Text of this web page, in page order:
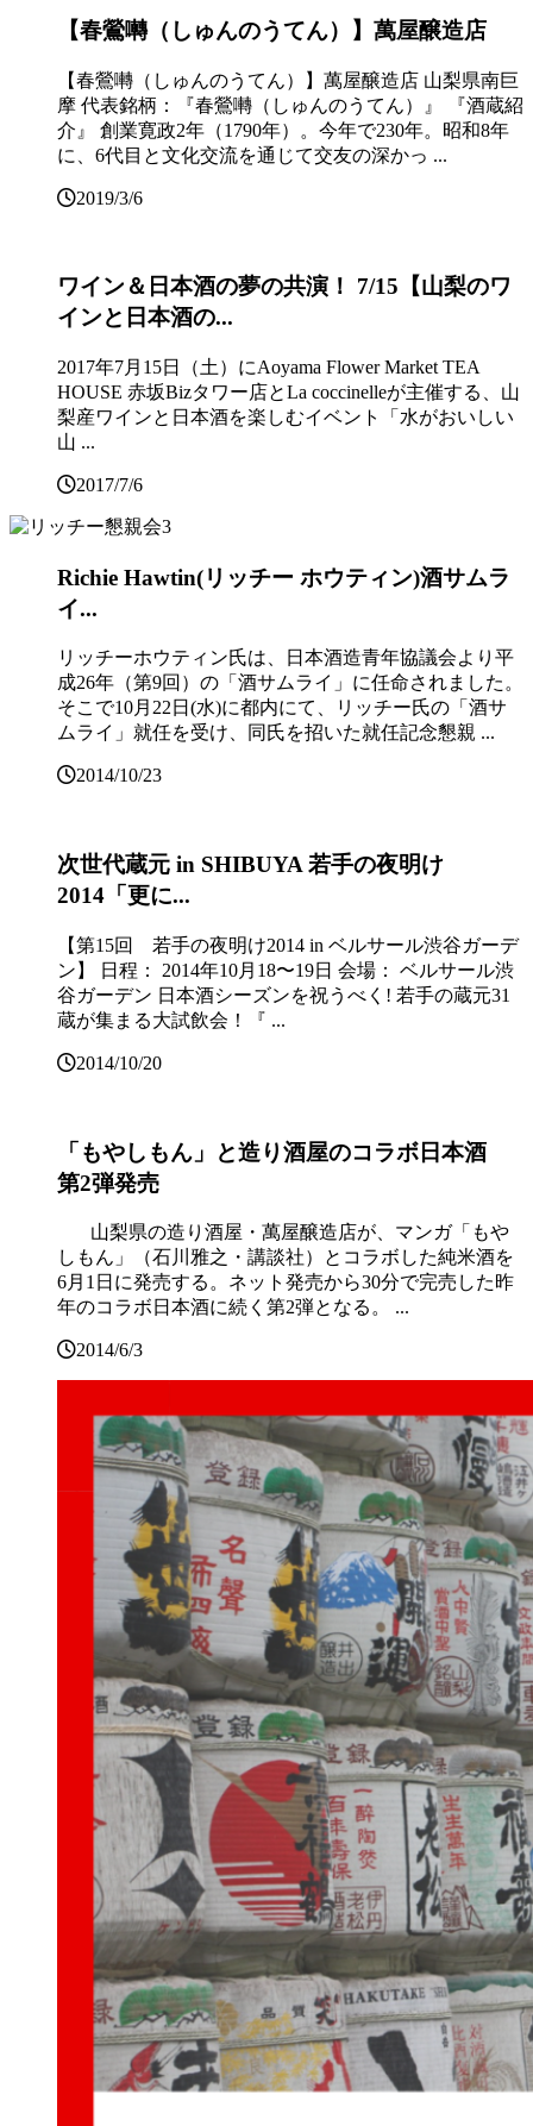
【春鶯囀（しゅんのうてん）】萬屋醸造店
【春鶯囀（しゅんのうてん）】萬屋醸造店 山梨県南巨
摩 代表銘柄：『春鶯囀（しゅんのうてん）』 『酒蔵紹
介』 創業寛政2年（1790年）。今年で230年。昭和8年
に、6代目と文化交流を通じて交友の深かっ ...
2019/3/6
ワイン＆日本酒の夢の共演！ 7/15【山梨のワ
インと日本酒の...
2017年7月15日（土）にAoyama Flower Market TEA
HOUSE 赤坂Bizタワー店とLa coccinelleが主催する、山
梨産ワインと日本酒を楽しむイベント「水がおいしい
山 ...
2017/7/6
Richie Hawtin(リッチー ホウティン)酒サムラ
イ...
リッチーホウティン氏は、日本酒造青年協議会より平
成26年（第9回）の「酒サムライ」に任命されました。
そこで10月22日(水)に都内にて、リッチー氏の「酒サ
ムライ」就任を受け、同氏を招いた就任記念懇親 ...
2014/10/23
次世代蔵元 in SHIBUYA 若手の夜明け
2014「更に...
【第15回 若手の夜明け2014 in ベルサール渋谷ガーデ
ン】 日程： 2014年10月18〜19日 会場： ベルサール渋
谷ガーデン 日本酒シーズンを祝うべく! 若手の蔵元31
蔵が集まる大試飲会！『 ...
2014/10/20
「もやしもん」と造り酒屋のコラボ日本酒
第2弾発売
山梨県の造り酒屋・萬屋醸造店が、マンガ「もや
しもん」（石川雅之・講談社）とコラボした純米酒を
6月1日に発売する。ネット発売から30分で完売した昨
年のコラボ日本酒に続く第2弾となる。 ...
2014/6/3